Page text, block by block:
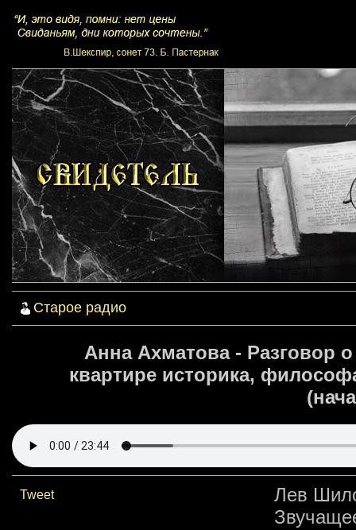
Старое радио
Анна Ахматова - Разговор
квартире историка,
Tweet
Лев